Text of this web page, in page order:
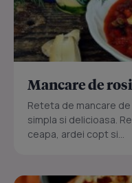
Mancare de
Reteta de mancare
simpla si delicioasa.
ceapa, ardei copt si...